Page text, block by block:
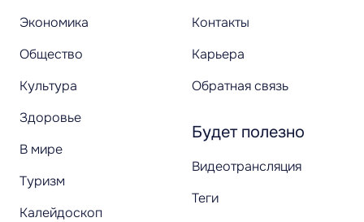
Экономика
Общество
Культура
Здоровье
В мире
Туризм
Калейдоскоп
Контакты
Карьера
Обратная связь
Будет полезно
Видеотрансляция
Теги